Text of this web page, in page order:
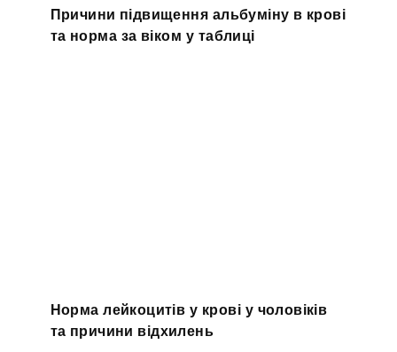
Причини підвищення альбуміну в крові
та норма за віком у таблиці
Норма лейкоцитів у крові у чоловіків
та причини відхилень